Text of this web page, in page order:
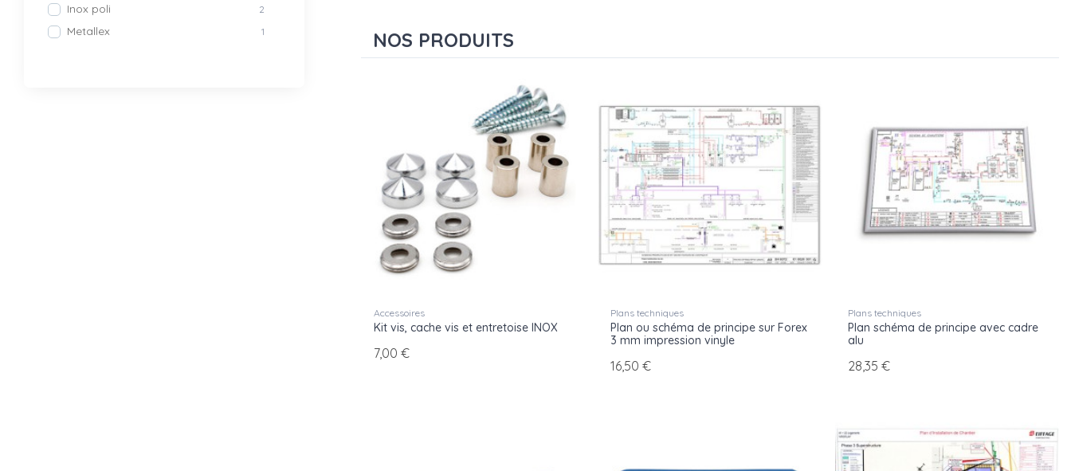
Inox poli 2
Metallex 1 NOS PRODUITS
Accessoires
Kit vis, cache vis et entretoise INOX
7,00 €
Plans techniques
Plan ou schéma de principe sur Forex
3 mm impression vinyle
16,50 €
Plans techniques
Plan schéma de principe avec cadre
alu
28,35 €